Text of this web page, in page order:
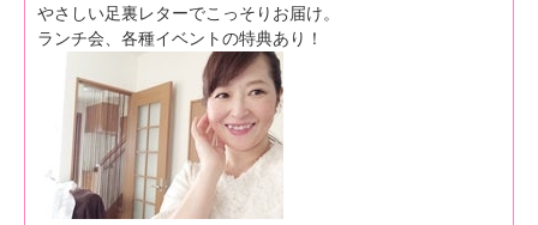
やさしい足裏レターでこっそりお届け。
ランチ会、各種イベントの特典あり！